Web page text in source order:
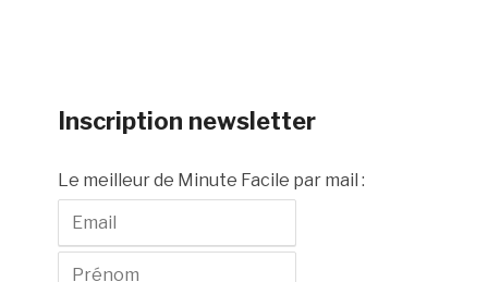
Inscription newsletter
Le meilleur de Minute Facile par mail :